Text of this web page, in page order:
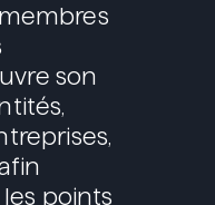
son
les points